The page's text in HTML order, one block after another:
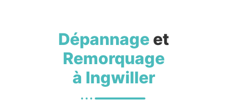
Dépannageet
Remorquage
à Ingwiller